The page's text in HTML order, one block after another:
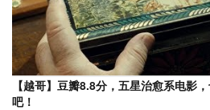
【越哥】豆瓣8.8分，五星治愈系电影
吧！